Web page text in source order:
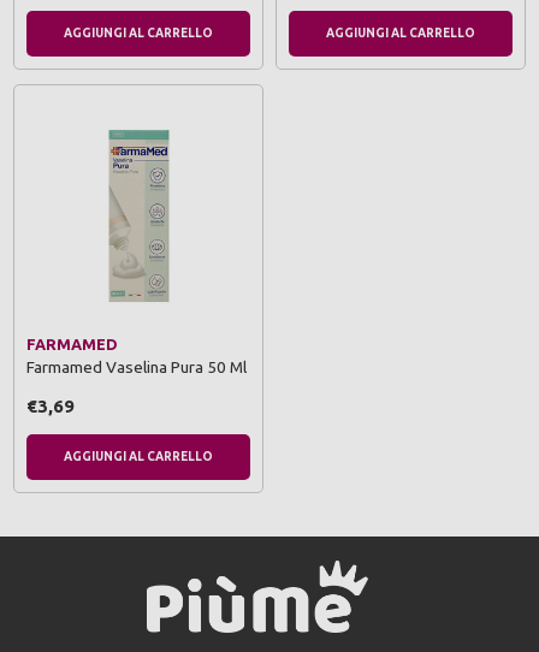
AGGIUNGI AL CARRELLO AGGIUNGI AL CARRELLO
FARMAMED
Farmamed Vaselina Pura 50 Ml
€3,69
AGGIUNGI AL CARRELLO